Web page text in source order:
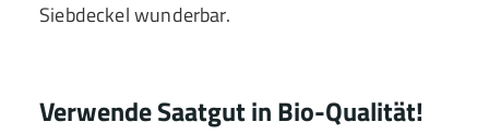
Siebdeckel wunderbar.
Verwende Saatgut in Bio-Qualität!